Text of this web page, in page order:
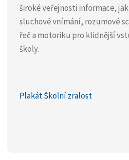
široké veřejnosti informace,
sluchové vnímání, rozumové
řeč a motoriku pro klidnější
školy.
Plakát Školní zralost